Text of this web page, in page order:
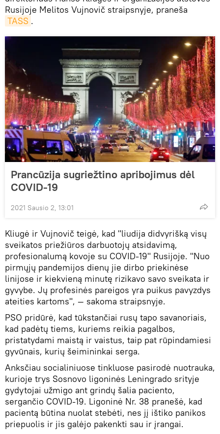
Rusijoje Melitos Vujnovič straipsnyje, praneša
TASS .
Prancūzija sugriežtino apribojimus dėl
COVID-19
2021 Sausio 2, 13:01
Kliugė ir Vujnovič teigė, kad "liudija didvyrišką visų
sveikatos priežiūros darbuotojų atsidavimą,
profesionalumą kovoje su COVID-19" Rusijoje. "Nuo
pirmųjų pandemijos dienų jie dirbo priekinėse
linijose ir kiekvieną minutę rizikavo savo sveikata ir
gyvybe. Jų profesinės pareigos yra puikus pavyzdys
ateities kartoms", — sakoma straipsnyje.
PSO pridūrė, kad tūkstančiai rusų tapo savanoriais,
kad padėtų tiems, kuriems reikia pagalbos,
pristatydami maistą ir vaistus, taip pat rūpindamiesi
gyvūnais, kurių šeimininkai serga.
Anksčiau socialiniuose tinkluose pasirodė nuotrauka,
kurioje trys Sosnovo ligoninės Leningrado srityje
gydytojai užmigo ant grindų šalia paciento,
sergančio COVID-19. Ligoninė Nr. 38 pranešė, kad
pacientą būtina nuolat stebėti, nes jį ištiko panikos
priepuolis ir jis galėjo pakenkti sau ir įrangai.